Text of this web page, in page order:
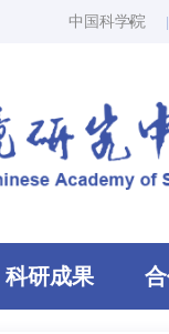
中国科学院
科研成果